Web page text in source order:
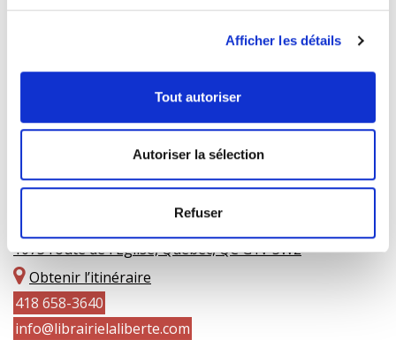
Afficher les détails
Tout autoriser
Autoriser la sélection
Refuser
1073 route de l'Église, Québec, QC G1V 3W2
Obtenir l’itinéraire
418 658-3640
info@librairielaliberte.com